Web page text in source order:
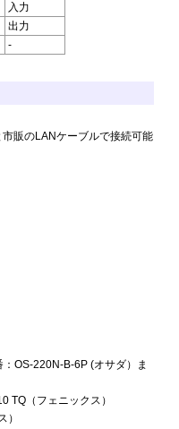
入力
出力
-
販のLANケーブルで接続可能
OS-220N-B-6P (オサダ）ま
TQ（フェニックス）
）